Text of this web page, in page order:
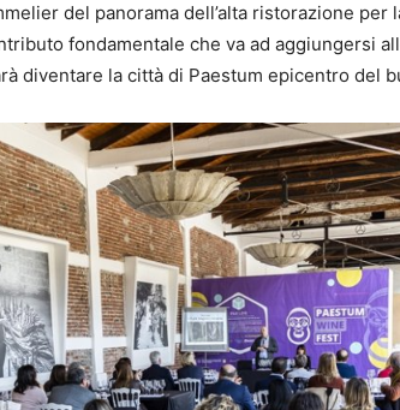
del panorama dell’alta ristorazione per
fondamentale che va ad aggiungersi
diventare la città di Paestum epicentro del